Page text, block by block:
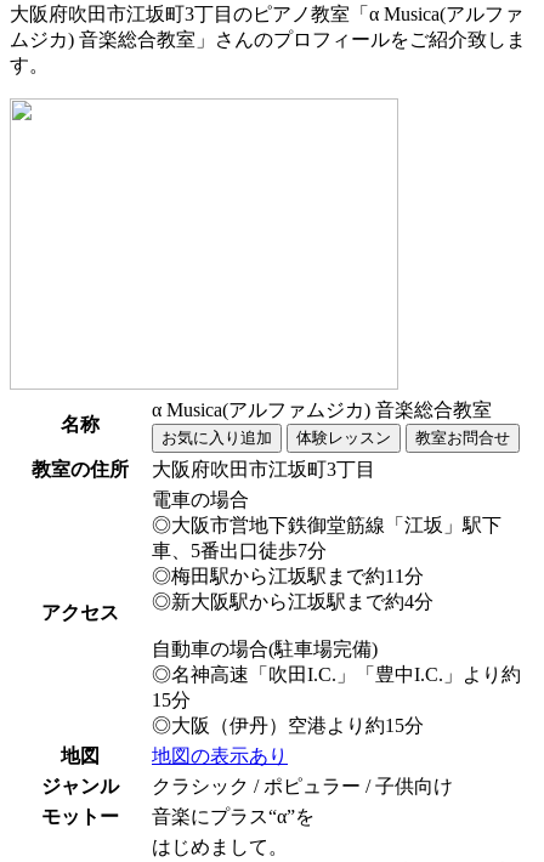
大阪府吹田市江坂町3丁目のピアノ教室「α Musica(アルファ
ムジカ) 音楽総合教室」さんのプロフィールをご紹介致しま
す。
名称
α Musica(アルファムジカ) 音楽総合教室
教室の住所 大阪府吹田市江坂町3丁目
アクセス
電車の場合
◎大阪市営地下鉄御堂筋線「江坂」駅下
車、5番出口徒歩7分
◎梅田駅から江坂駅まで約11分
◎新大阪駅から江坂駅まで約4分
自動車の場合(駐車場完備)
◎名神高速「吹田I.C.」「豊中I.C.」より約
15分
◎大阪（伊丹）空港より約15分
地図
地図の表示あり
ジャンル
クラシック / ポピュラー / 子供向け
モットー
音楽にプラス“α”を
はじめまして。